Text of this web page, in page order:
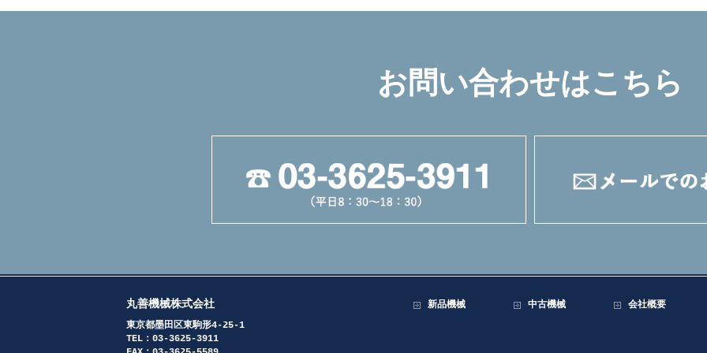
お問い合わせはこちら
丸善機械株式会社
東京都墨田区東駒形4-25-1
TEL：03-3625-3911
新品機械 中古機械 会社概要